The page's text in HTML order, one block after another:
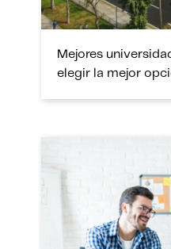
Mejores
elegir la mejor